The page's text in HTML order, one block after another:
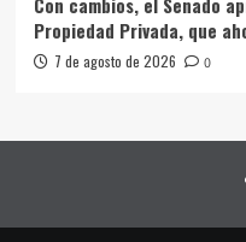
Propiedad Privada, que
7 de agosto de 2026 0